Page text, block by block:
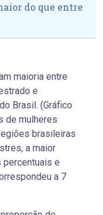
do que entre
maioria entre
e
Brasil. (Gráfico
de mulheres
brasileiras
a maior
e
a 7